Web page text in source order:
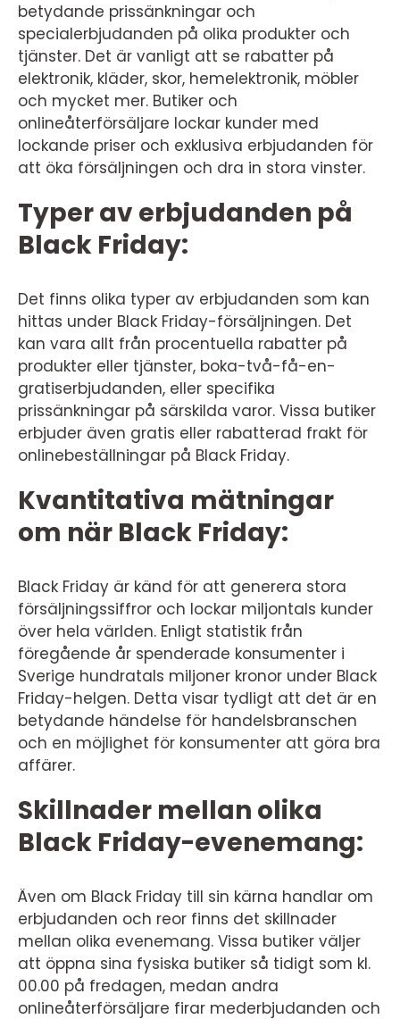
betydande prissänkningar och
specialerbjudanden på olika produkter och
tjänster. Det är vanligt att se rabatter på
elektronik, kläder, skor, hemelektronik, möbler
och mycket mer. Butiker och
onlineåterförsäljare lockar kunder med
lockande priser och exklusiva erbjudanden för
att öka försäljningen och dra in stora vinster.
Typer av erbjudanden på
Black Friday:
Det finns olika typer av erbjudanden som kan
hittas under Black Friday-försäljningen. Det
kan vara allt från procentuella rabatter på
produkter eller tjänster, boka-två-få-en-
gratiserbjudanden, eller specifika
prissänkningar på särskilda varor. Vissa butiker
erbjuder även gratis eller rabatterad frakt för
onlinebeställningar på Black Friday.
Kvantitativa mätningar
om när Black Friday:
Black Friday är känd för att generera stora
försäljningssiffror och lockar miljontals kunder
över hela världen. Enligt statistik från
föregående år spenderade konsumenter i
Sverige hundratals miljoner kronor under Black
Friday-helgen. Detta visar tydligt att det är en
betydande händelse för handelsbranschen
och en möjlighet för konsumenter att göra bra
affärer.
Skillnader mellan olika
Black Friday-evenemang:
Även om Black Friday till sin kärna handlar om
erbjudanden och reor finns det skillnader
mellan olika evenemang. Vissa butiker väljer
att öppna sina fysiska butiker så tidigt som kl.
00.00 på fredagen, medan andra
onlineåterförsäljare firar mederbjudanden och